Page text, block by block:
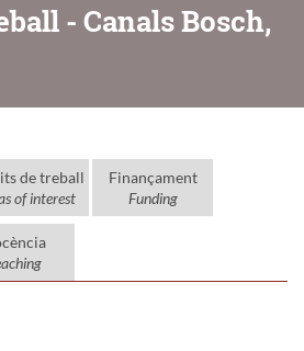
- Canals Bosch,
de treball
of interest
Finançament
Funding